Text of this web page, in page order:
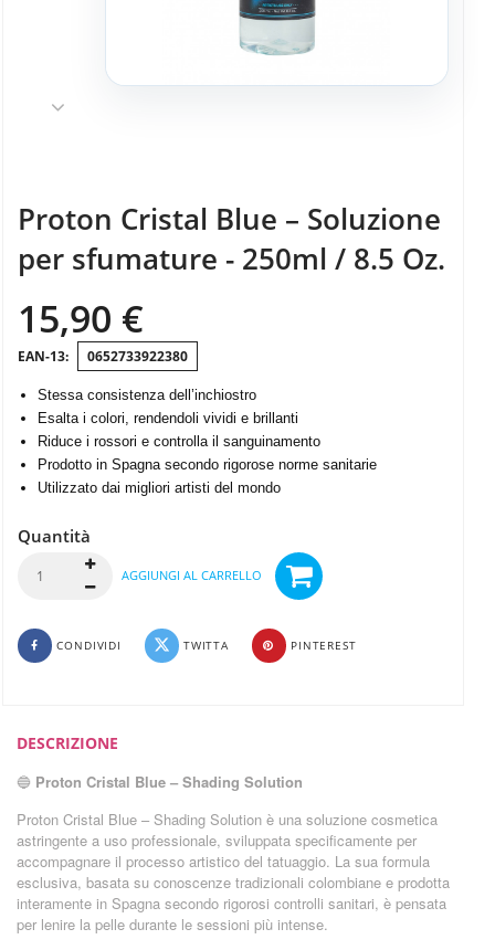
Proton Cristal Blue – Soluzione
per sfumature - 250ml / 8.5 Oz.
15,90 €
0652733922380
Stessa consistenza dell’inchiostro
Esalta i colori, rendendoli vividi e brillanti
Riduce i rossori e controlla il sanguinamento
Prodotto in Spagna secondo rigorose norme sanitarie
Utilizzato dai migliori artisti del mondo
Quantità
AGGIUNGI AL CARRELLO
CONDIVIDI TWITTA PINTEREST
DESCRIZIONE
🔵 Proton Cristal Blue – Shading Solution
Proton Cristal Blue – Shading Solution è una soluzione cosmetica
astringente a uso professionale, sviluppata specificamente per
accompagnare il processo artistico del tatuaggio. La sua formula
esclusiva, basata su conoscenze tradizionali colombiane e prodotta
interamente in Spagna secondo rigorosi controlli sanitari, è pensata
per lenire la pelle durante le sessioni più intense.